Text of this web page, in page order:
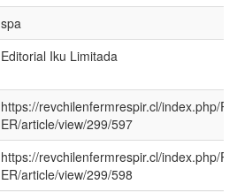
spa
Editorial Iku Limitada
https://revchilenfermrespir.cl/index.php/
ER/article/view/299/597
https://revchilenfermrespir.cl/index.php/
ER/article/view/299/598